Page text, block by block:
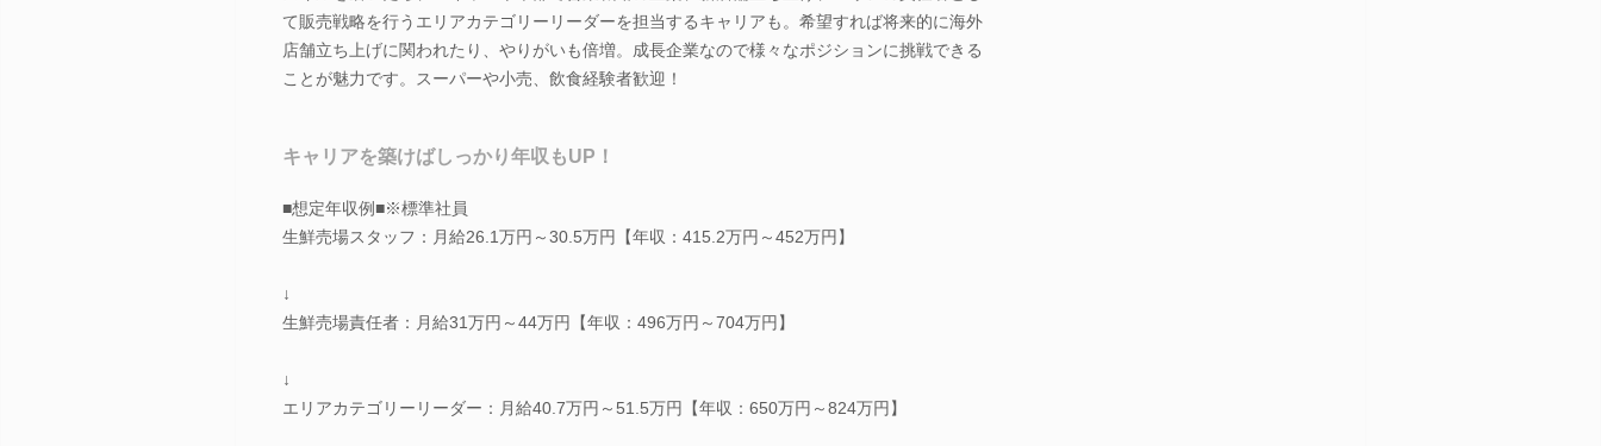
て販売戦略を行うエリアカテゴリーリーダーを担当するキャリアも。希望すれば将来的に海外
店舗立ち上げに関われたり、やりがいも倍増。成長企業なので様々なポジションに挑戦できる
ことが魅力です。スーパーや小売、飲食経験者歓迎！
キャリアを築けばしっかり年収もUP！
■想定年収例■※標準社員
生鮮売場スタッフ：月給26.1万円～30.5万円【年収：415.2万円～452万円】
↓
生鮮売場責任者：月給31万円～44万円【年収：496万円～704万円】
↓
エリアカテゴリーリーダー：月給40.7万円～51.5万円【年収：650万円～824万円】